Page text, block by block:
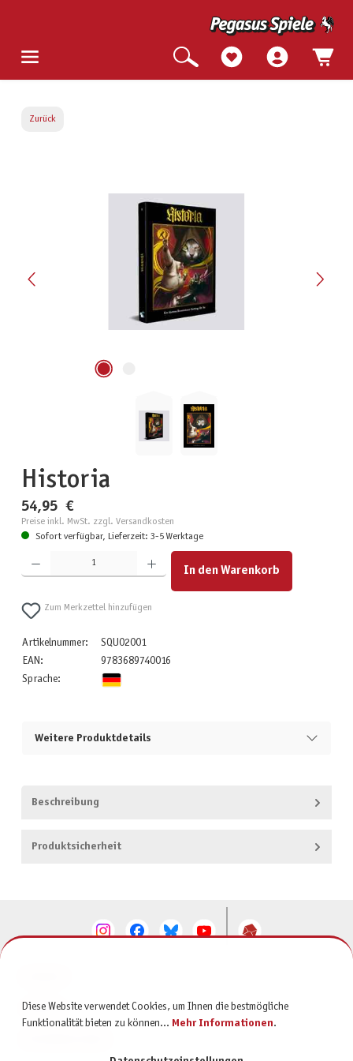
Zurück
Historia
54,95 €
Preise inkl. MwSt. zzgl. Versandkosten
Sofort verfügbar, Lieferzeit: 3-5 Werktage
Produkt Anzahl: Gib den gewünschten Wert ein oder benutze die Schaltflächen um die Anzahl zu
In den Warenkorb
Zum Merkzettel hinzufügen
Artikelnummer:
SQU02001
EAN:
9783689740016
Sprache:
Weitere Produktdetails
Beschreibung
Produktsicherheit
SERVICE
Diese Website verwendet Cookies, um Ihnen die bestmögliche
Funktionalität bieten zu können... Mehr Informationen.